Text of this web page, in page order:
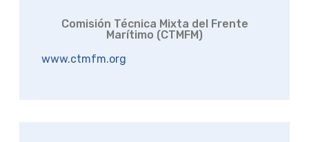
Comisión Técnica Mixta del Frente
Marítimo (CTMFM)
www.ctmfm.org